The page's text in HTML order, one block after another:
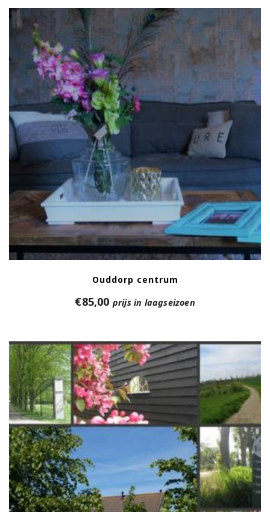
Ouddorp centrum
€85,00 prijs in laagseizoen